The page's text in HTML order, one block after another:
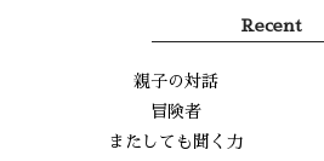
Recent
親子の対話
冒険者
またしても聞く力